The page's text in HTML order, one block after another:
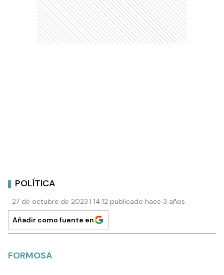
POLÍTICA
27 de octubre de 2023 | 14:12 publicado hace 3 años
Añadir como fuente en
FORMOSA